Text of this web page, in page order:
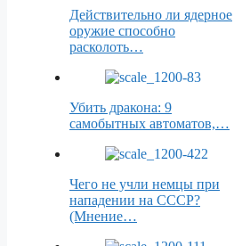
Действительно ли ядерное
оружие способно
расколоть…
Убить дракона: 9
самобытных автоматов,…
Чего не учли немцы при
нападении на СССР?
(Мнение…